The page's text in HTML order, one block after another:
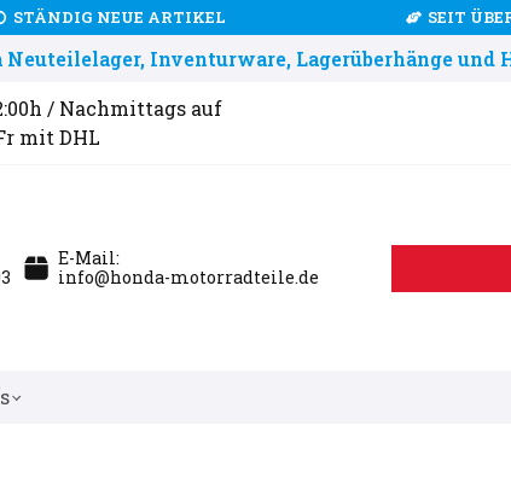
STÄNDIG NEUE ARTIKEL SEIT
Inventurware, Lagerüberhänge und
/ Nachmittags auf
mit DHL
E-Mail:
info@honda-motorradteile.de